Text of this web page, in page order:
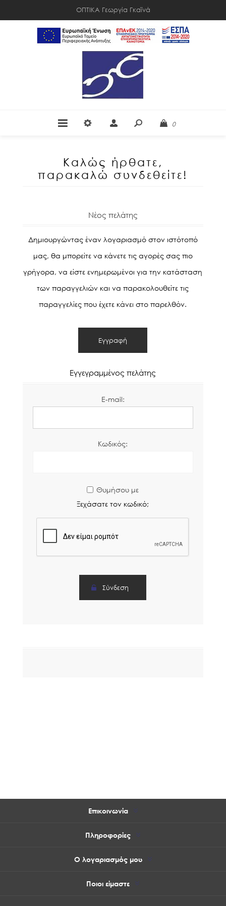
ΟΠΤΙΚΑ Γεωργία Γκαϊνά
0
Καλώς ήρθατε,
παρακαλώ συνδεθείτε!
Νέος πελάτης
Δημιουργώντας έναν λογαριασμό στον ιστότοπό
μας, θα μπορείτε να κάνετε τις αγορές σας πιο
γρήγορα, να είστε ενημερωμένοι για την κατάσταση
των παραγγελιών και να παρακολουθείτε τις
παραγγελίες που έχετε κάνει στο παρελθόν.
Εγγεγραμμένος πελάτης
E-mail:
Κωδικός:
Θυμήσου με
Ξεχάσατε τον κωδικό;
Επικοινωνία
Πληροφορίες
Ο λογαριασμός μου
Ποιοι είμαστε